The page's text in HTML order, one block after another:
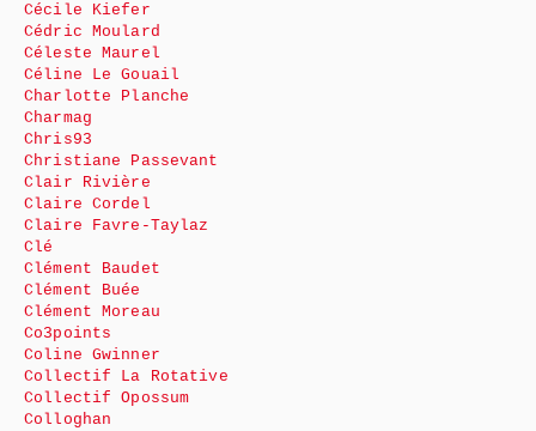
Cécile Kiefer
Cédric Moulard
Céleste Maurel
Céline Le Gouail
Charlotte Planche
Charmag
Chris93
Christiane Passevant
Clair Rivière
Claire Cordel
Claire Favre-Taylaz
Clé
Clément Baudet
Clément Buée
Clément Moreau
Co3points
Coline Gwinner
Collectif La Rotative
Collectif Opossum
Colloghan